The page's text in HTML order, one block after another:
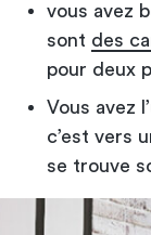
vous avez
sont des
pour deux
Vous avez
c’est vers
se trouve